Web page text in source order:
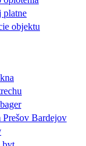
2 bytov
platne
objektu
Bardejov